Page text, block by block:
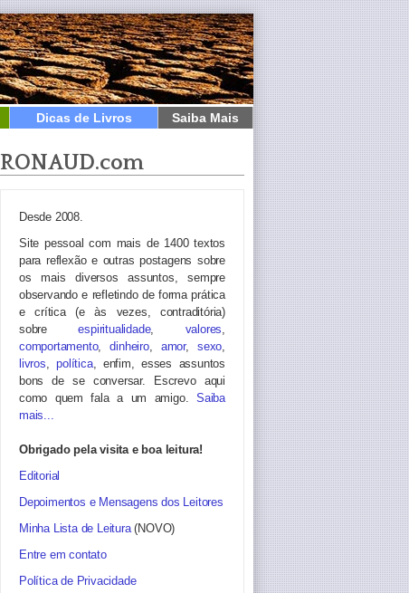
Dicas de Livros Saiba Mais
RONAUD.com
Desde 2008.
Site pessoal com mais de 1400 textos
para reflexão e outras postagens sobre
os mais diversos assuntos, sempre
observando e refletindo de forma prática
e crítica (e às vezes, contraditória)
sobreespiritualidade, valores,
comportamento,dinheiro, amor, sexo,
livros,política, enfim, esses assuntos
bons de se conversar. Escrevo aqui
como quem fala a um amigo. Saiba
mais...
Obrigado pela visita e boa leitura!
Editorial
Depoimentos e Mensagens dos Leitores
Minha Lista de Leitura(NOVO)
Entre em contato
Política de Privacidade